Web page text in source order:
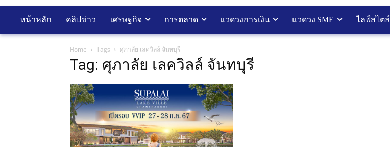
หน้าหลัก คลิปข่าว เศรษฐกิจ การตลาด แวดวงการเงิน แวดวง SME ไลฟ์สไตล์
Home Tags ศุภาลัย เลควิลล์ จันทบุรี
Tag: ศุภาลัย เลควิลล์ จันทบุรี